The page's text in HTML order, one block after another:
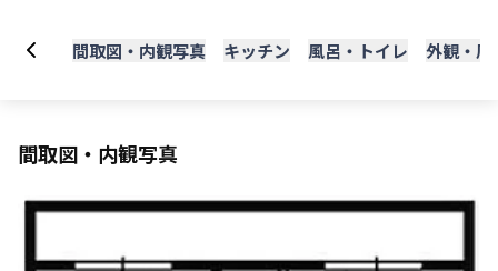
間取図・内観写真 キッチン 風呂・トイレ 外観・周
間取図・内観写真